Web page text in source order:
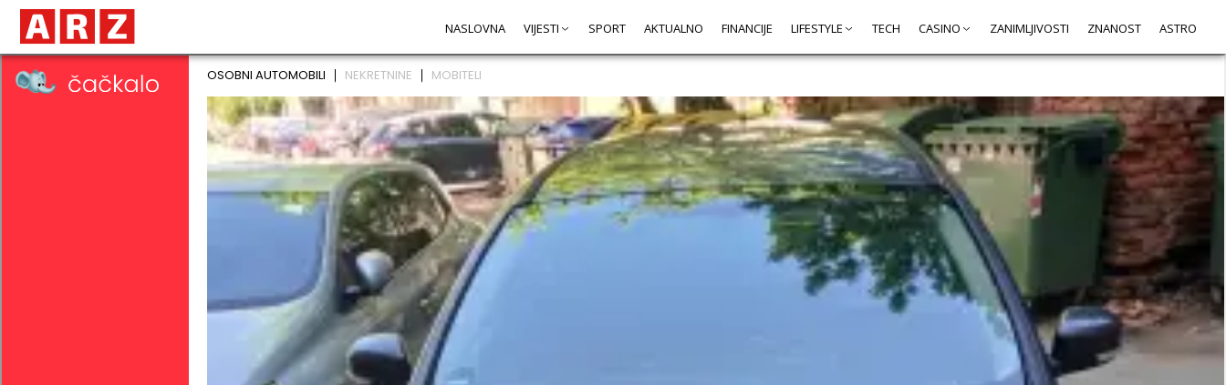
NASLOVNA VIJESTI SPORT AKTUALNO FINANCIJE LIFESTYLE TECH CASINO ZANIMLJIVOSTI ZNANOST ASTRO